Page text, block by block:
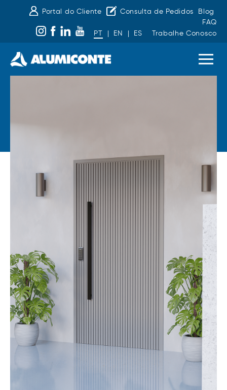
Portal do Cliente Consulta de Pedidos
Blog
FAQ
PT
| EN | ES Trabalhe Conosco